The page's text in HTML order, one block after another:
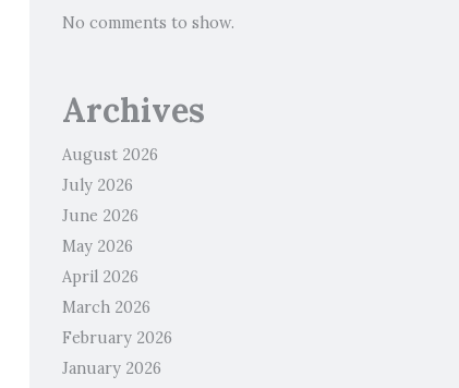
No comments to show.
Archives
August 2026
July 2026
June 2026
May 2026
April 2026
March 2026
February 2026
January 2026